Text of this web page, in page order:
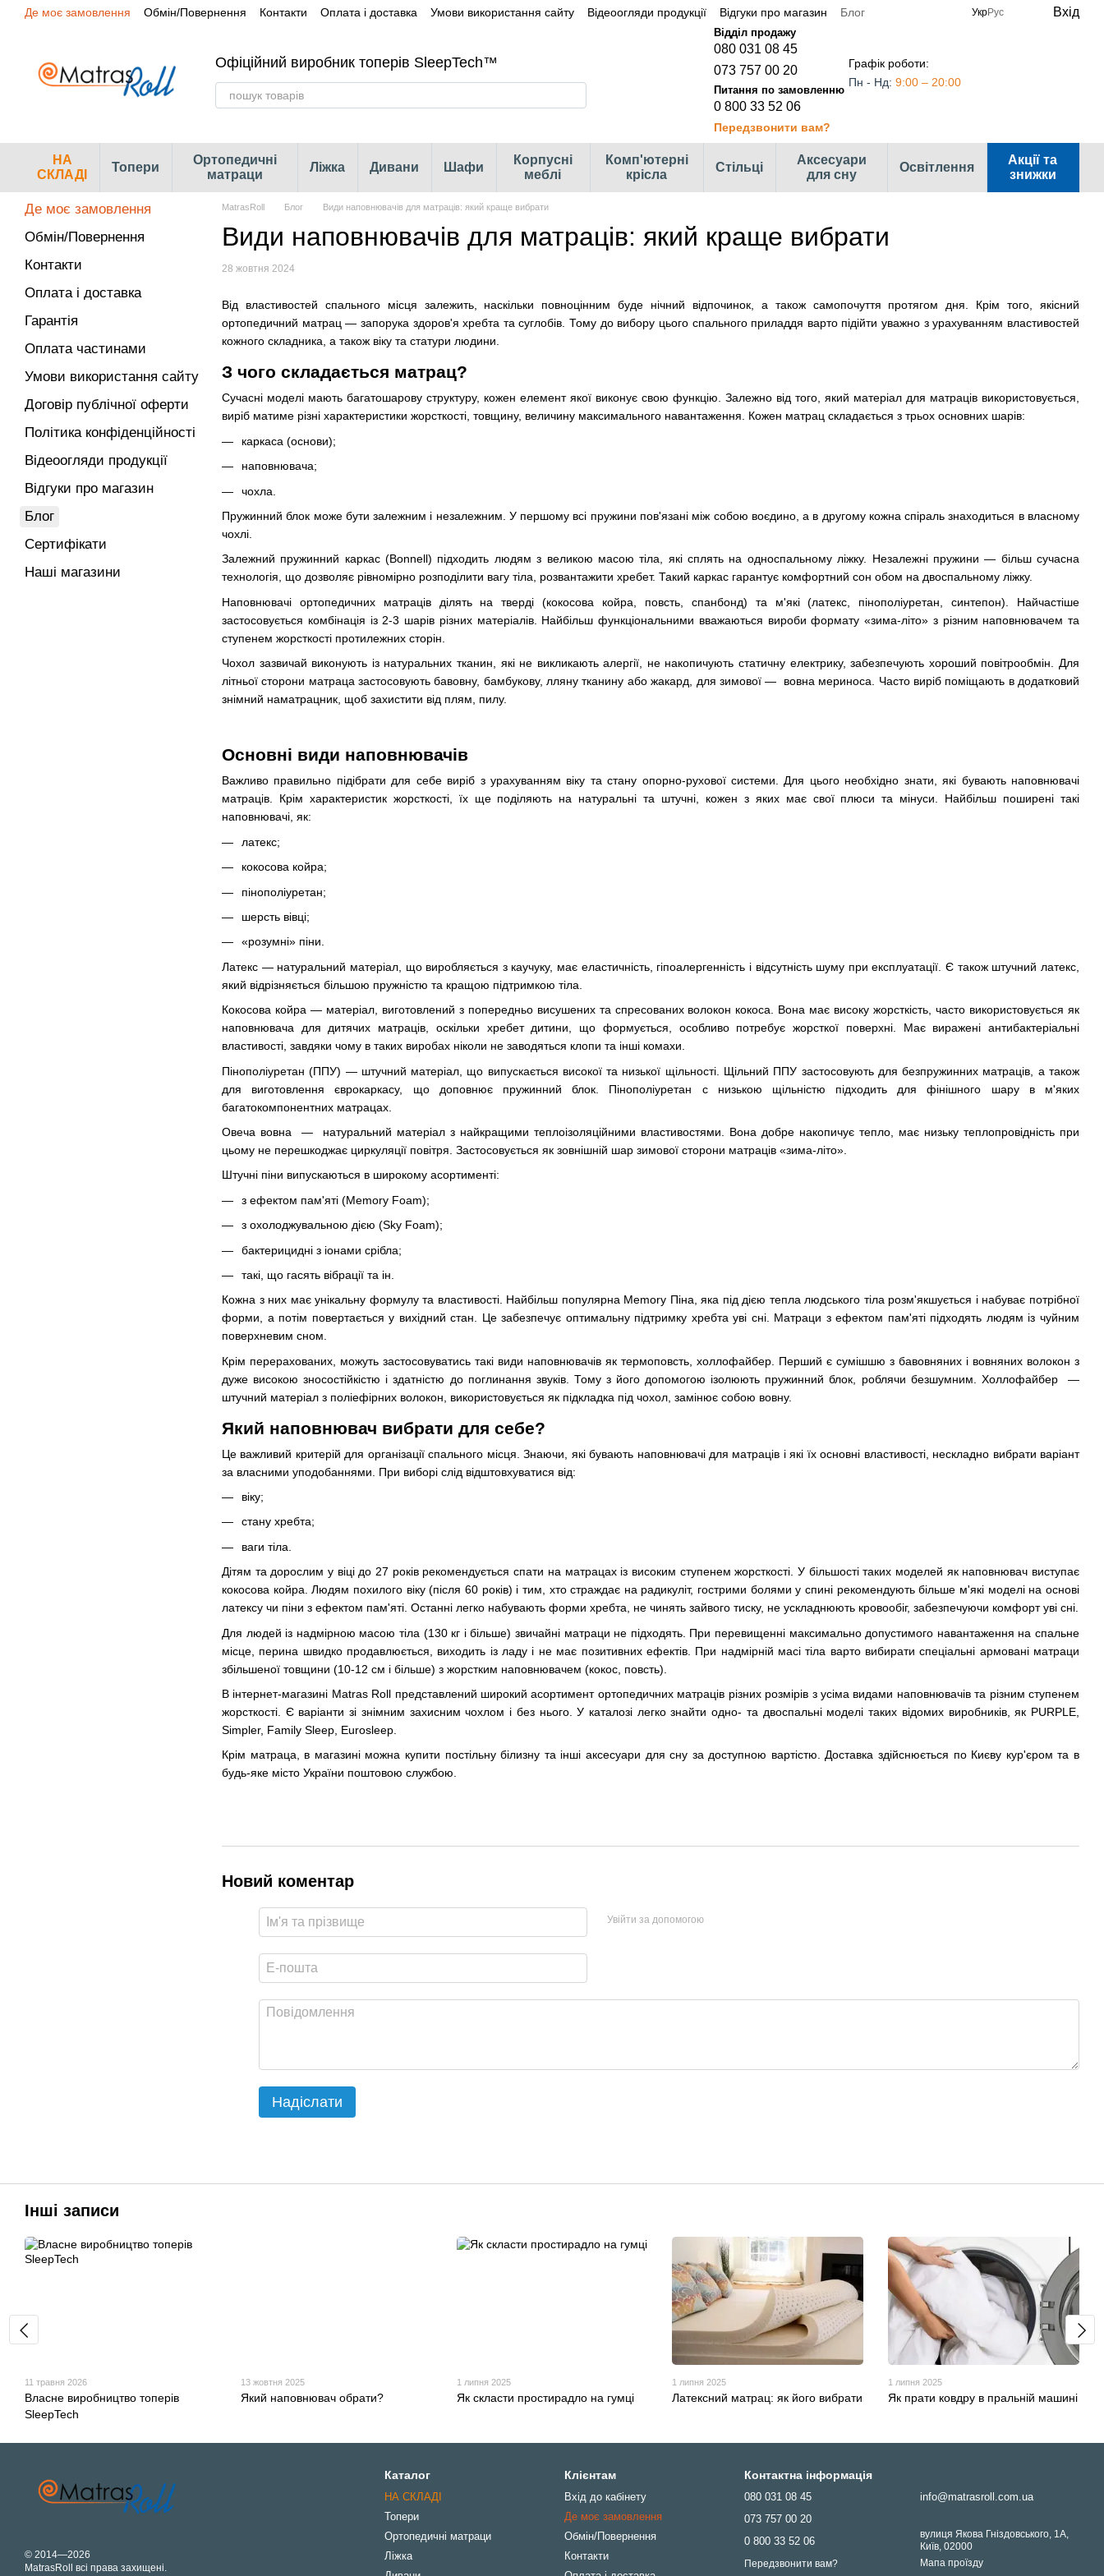
Перейти до основного контенту
Де моє замовлення Обмін/Повернення Контакти Оплата і доставка Умови використання сайту Відеоогляди продукції Відгуки про магазин
Блог
УкрРус Вхід
Офіційний виробник топерів SleepTech™
080 031 08 45
073 757 00 20
0 800 33 52 06
Передзвонити вам?
Графік роботи:
Пн - Нд:9:00 – 20:00
НА
СКЛАДІ
Топери
Ортопедичні
матраци
Ліжка Дивани Шафи
Корпусні
меблі
Комп'ютерні
крісла
Стільці
Аксесуари
для сну
Освітлення
Акції та
знижки
MatrasRoll Блог Види наповнювачів для матраців: який краще вибрати
Види наповнювачів для матраців: який краще вибрати
28 жовтня 2024
Від властивостей спального місця залежить, наскільки повноцінним буде нічний відпочинок, а також самопочуття протягом дня. Крім того, якісний
ортопедичний матрац — запорука здоров'я хребта та суглобів. Тому до вибору цього спального приладдя варто підійти уважно з урахуванням властивостей
кожного складника, а також віку та статури людини.
З чого складається матрац?
Сучасні моделі мають багатошарову структуру, кожен елемент якої виконує свою функцію. Залежно від того, який матеріал для матраців використовується,
виріб матиме різні характеристики жорсткості, товщину, величину максимального навантаження. Кожен матрац складається з трьох основних шарів:
каркаса (основи);
наповнювача;
чохла.
Пружинний блок може бути залежним і незалежним. У першому всі пружини пов'язані між собою воєдино, а в другому кожна спіраль знаходиться в власному
чохлі.
Залежний пружинний каркас (Bonnell) підходить людям з великою масою тіла, які сплять на односпальному ліжку. Незалежні пружини — більш сучасна
технологія, що дозволяє рівномірно розподілити вагу тіла, розвантажити хребет. Такий каркас гарантує комфортний сон обом на двоспальному ліжку.
Наповнювачі ортопедичних матраців ділять на тверді (кокосова койра, повсть, спанбонд) та м'які (латекс, пінополіуретан, синтепон). Найчастіше
застосовується комбінація із 2-3 шарів різних матеріалів. Найбільш функціональними вважаються вироби формату «зима-літо» з різним наповнювачем та
ступенем жорсткості протилежних сторін.
Чохол зазвичай виконують із натуральних тканин, які не викликають алергії, не накопичують статичну електрику, забезпечують хороший повітрообмін. Для
літньої сторони матраца застосовують бавовну, бамбукову, лляну тканину або жакард, для зимової — вовна мериноса. Часто виріб поміщають в додатковий
знімний наматрацник, щоб захистити від плям, пилу.
Основні види наповнювачів
Важливо правильно підібрати для себе виріб з урахуванням віку та стану опорно-рухової системи. Для цього необхідно знати, які бувають наповнювачі
матраців. Крім характеристик жорсткості, їх ще поділяють на натуральні та штучні, кожен з яких має свої плюси та мінуси. Найбільш поширені такі
наповнювачі, як:
латекс;
кокосова койра;
пінополіуретан;
шерсть вівці;
«розумні» піни.
Латекс — натуральний матеріал, що виробляється з каучуку, має еластичність, гіпоалергенність і відсутність шуму при експлуатації. Є також штучний латекс,
який відрізняється більшою пружністю та кращою підтримкою тіла.
Кокосова койра — матеріал, виготовлений з попередньо висушених та спресованих волокон кокоса. Вона має високу жорсткість, часто використовується як
наповнювача для дитячих матраців, оскільки хребет дитини, що формується, особливо потребує жорсткої поверхні. Має виражені антибактеріальні
властивості, завдяки чому в таких виробах ніколи не заводяться клопи та інші комахи.
Пінополіуретан (ППУ) — штучний матеріал, що випускається високої та низької щільності. Щільний ППУ застосовують для безпружинних матраців, а також
для виготовлення єврокаркасу, що доповнює пружинний блок. Пінополіуретан с низькою щільністю підходить для фінішного шару в м'яких
багатокомпонентних матрацах.
Овеча вовна — натуральний матеріал з найкращими теплоізоляційними властивостями. Вона добре накопичує тепло, має низьку теплопровідність при
цьому не перешкоджає циркуляції повітря. Застосовується як зовнішній шар зимової сторони матраців «зима-літо».
Штучні піни випускаються в широкому асортименті:
з ефектом пам'яті (Memory Foam);
з охолоджувальною дією (Sky Foam);
бактерицидні з іонами срібла;
такі, що гасять вібрації та ін.
Кожна з них має унікальну формулу та властивості. Найбільш популярна Memory Піна, яка під дією тепла людського тіла розм'якшується і набуває потрібної
форми, а потім повертається у вихідний стан. Це забезпечує оптимальну підтримку хребта уві сні. Матраци з ефектом пам'яті підходять людям із чуйним
поверхневим сном.
Крім перерахованих, можуть застосовуватись такі види наповнювачів як термоповсть, холлофайбер. Перший є сумішшю з бавовняних і вовняних волокон з
дуже високою зносостійкістю і здатністю до поглинання звуків. Тому з його допомогою ізолюють пружинний блок, роблячи безшумним. Холлофайбер —
штучний матеріал з поліефірних волокон, використовується як підкладка під чохол, замінює собою вовну.
Який наповнювач вибрати для себе?
Це важливий критерій для організації спального місця. Знаючи, які бувають наповнювачі для матраців і які їх основні властивості, нескладно вибрати варіант
за власними уподобаннями. При виборі слід відштовхуватися від:
віку;
стану хребта;
ваги тіла.
Дітям та дорослим у віці до 27 років рекомендується спати на матрацах із високим ступенем жорсткості. У більшості таких моделей як наповнювач виступає
кокосова койра. Людям похилого віку (після 60 років) і тим, хто страждає на радикуліт, гострими болями у спині рекомендують більше м'які моделі на основі
латексу чи піни з ефектом пам'яті. Останні легко набувають форми хребта, не чинять зайвого тиску, не ускладнюють кровообіг, забезпечуючи комфорт уві сні.
Для людей із надмірною масою тіла (130 кг і більше) звичайні матраци не підходять. При перевищенні максимально допустимого навантаження на спальне
місце, перина швидко продавлюється, виходить із ладу і не має позитивних ефектів. При надмірній масі тіла варто вибирати спеціальні армовані матраци
збільшеної товщини (10-12 см і більше) з жорстким наповнювачем (кокос, повсть).
В інтернет-магазині Matras Roll представлений широкий асортимент ортопедичних матраців різних розмірів з усіма видами наповнювачів та різним ступенем
жорсткості. Є варіанти зі знімним захисним чохлом і без нього. У каталозі легко знайти одно- та двоспальні моделі таких відомих виробників, як PURPLE,
Simpler, Family Sleep, Eurosleep.
Крім матраца, в магазині можна купити постільну білизну та інші аксесуари для сну за доступною вартістю. Доставка здійснюється по Києву кур'єром та в
будь-яке місто України поштовою службою.
Новий коментар
Увійти за допомогою
Надіслати
Де моє замовлення
Обмін/Повернення
Контакти
Оплата і доставка
Гарантія
Оплата частинами
Умови використання сайту
Договір публічної оферти
Політика конфіденційності
Відеоогляди продукції
Відгуки про магазин
Блог
Сертифікати
Наші магазини
Інші записи
11 травня 2026
Власне виробництво топерів
SleepTech
13 жовтня 2025
Який наповнювач обрати?
1 липня 2025
Як скласти простирадло на гумці
1 липня 2025
Латексний матрац: як його вибрати
1 липня 2025
Як прати ковдру в пральній машині
© 2014—2026
MatrasRoll всі права захищені.
Каталог
НА СКЛАДІ
Топери
Ортопедичні матраци
Ліжка
Клієнтам
Вхід до кабінету
Де моє замовлення
Обмін/Повернення
Контакти
Контактна інформація
080 031 08 45
073 757 00 20
0 800 33 52 06
Передзвонити вам?
info@matrasroll.com.ua
вулиця Якова Гніздовського, 1А,
Київ, 02000
Мапа проїзду